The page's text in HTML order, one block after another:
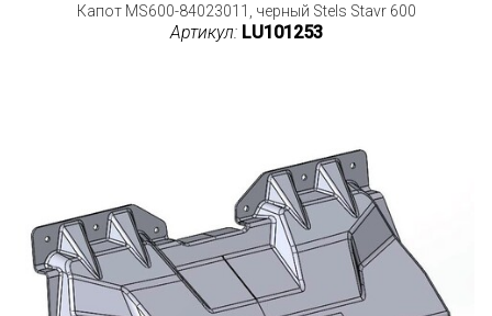
Капот MS600-84023011, черный Stels Stavr 600
Артикул: LU101253